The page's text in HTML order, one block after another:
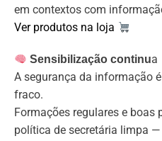
em contextos com
Ver produtos na loja
Sensibilização continua
A segurança da informação
fraco.
Formações regulares e
política de secretária limpa